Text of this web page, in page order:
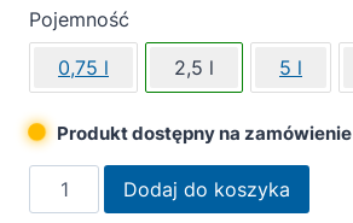
Pojemność
0,75 l
2,5 l 5 l
Produkt dostępny na zamówienie
ilość
Remmers
Dodaj do koszyka